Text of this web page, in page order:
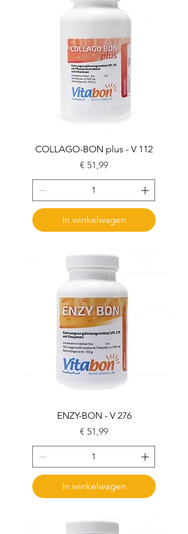
COLLAGO-BON plus - V 112
Prijs
€ 51,99
In winkelwagen
ENZY-BON - V 276
Prijs
€ 51,99
In winkelwagen